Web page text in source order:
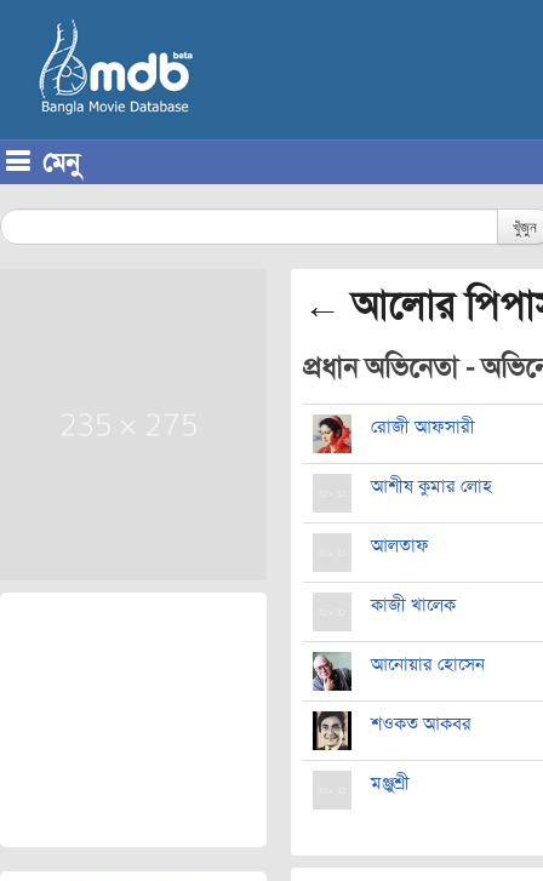
মেনু
খুঁজুন
← আলোর
প্রধান অভিনেতা -
রোজী আফসারী
আশীষ কুমার লোহ
আলতাফ
কাজী খালেক
আনোয়ার হোসেন
শওকত আকবর
মঞ্জুশ্রী